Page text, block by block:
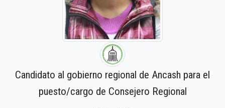
Candidato al gobierno regional de Ancash para el
puesto/cargo de Consejero Regional